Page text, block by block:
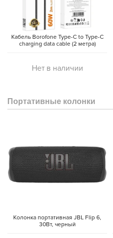
Кабель Borofone Type-C to Type-C
charging data cable (2 метра)
Нет в наличии
Портативные колонки
Колонка портативная JBL Flip 6,
30Вт, черный